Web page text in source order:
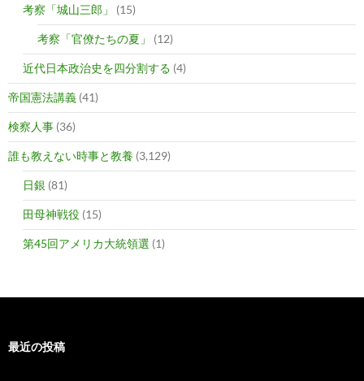
考察「城山三郎」 (15)
考察「官僚たちの夏」 (12)
近代日本政治史を四分割する (4)
帝国憲法講義 (41)
検察人事 (36)
誰も教えない時事と教養 (3,129)
日銀 (81)
田母神戦役 (15)
第45回アメリカ大統領選 (1)
最近の投稿